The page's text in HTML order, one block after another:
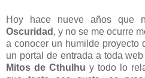
Hoy hace nueve años que
Oscuridad , y no se me ocurre
a conocer un humilde proyecto
un portal de entrada a toda
Mitos de Cthulhu y todo lo